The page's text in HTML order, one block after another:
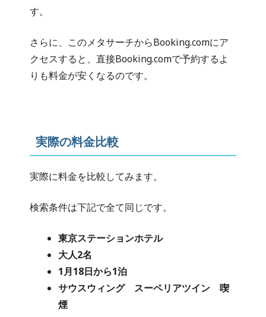
す。
さらに、このメタサーチからBooking.comにア
クセスすると、直接Booking.comで予約するよ
りも料金が安くなるのです。
実際の料金比較
実際に料金を比較してみます。
検索条件は下記で全て同じです。
東京ステーションホテル
大人2名
1月18日から1泊
サウスウィング スーペリアツイン 喫
煙